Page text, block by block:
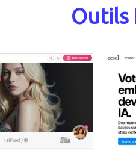
Outils